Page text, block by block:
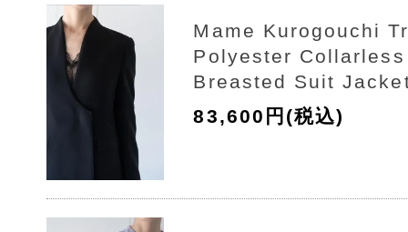
Mame Kurogouchi
Polyester
Breasted Suit
83,600円(税込)